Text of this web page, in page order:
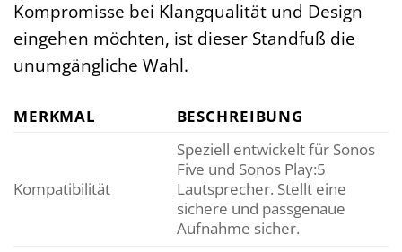
Kompromisse bei Klangqualität und Design
eingehen möchten, ist dieser Standfuß die
unumgängliche Wahl.
MERKMAL BESCHREIBUNG
Kompatibilität
Speziell entwickelt für Sonos
Five und Sonos Play:5
Lautsprecher. Stellt eine
sichere und passgenaue
Aufnahme sicher.